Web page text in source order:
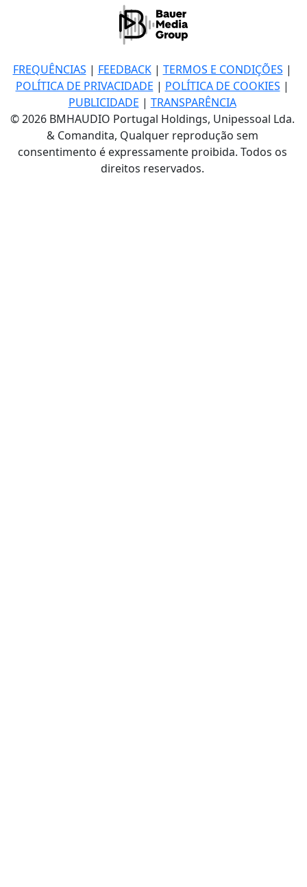
FREQUÊNCIAS | FEEDBACK| TERMOS E CONDIÇÕES |
POLÍTICA DE PRIVACIDADE | POLÍTICA DE COOKIES |
PUBLICIDADE | TRANSPARÊNCIA
© 2026 BMHAUDIO Portugal Holdings, Unipessoal Lda.
& Comandita, Qualquer reprodução sem
consentimento é expressamente proibida. Todos os
direitos reservados.